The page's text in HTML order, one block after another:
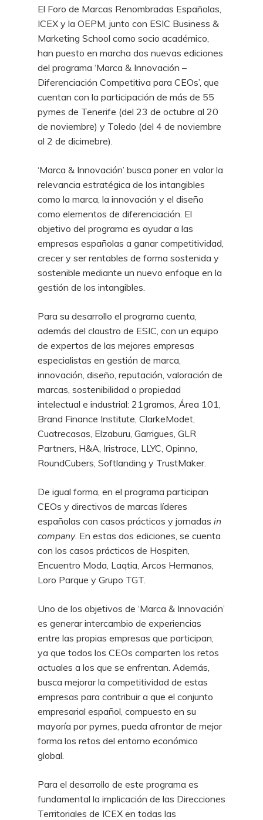
El Foro de Marcas Renombradas Españolas,
ICEX y la OEPM, junto con ESIC Business &
Marketing School como socio académico,
han puesto en marcha dos nuevas ediciones
del programa ‘Marca & Innovación –
Diferenciación Competitiva para CEOs’, que
cuentan con la participación de más de 55
pymes de Tenerife (del 23 de octubre al 20
de noviembre) y Toledo (del 4 de noviembre
al 2 de dicimebre).
‘Marca & Innovación’ busca poner en valor la
relevancia estratégica de los intangibles
como la marca, la innovación y el diseño
como elementos de diferenciación. El
objetivo del programa es ayudar a las
empresas españolas a ganar competitividad,
crecer y ser rentables de forma sostenida y
sostenible mediante un nuevo enfoque en la
gestión de los intangibles.
Para su desarrollo el programa cuenta,
además del claustro de ESIC, con un equipo
de expertos de las mejores empresas
especialistas en gestión de marca,
innovación, diseño, reputación, valoración de
marcas, sostenibilidad o propiedad
intelectual e industrial: 21gramos, Área 101,
Brand Finance Institute, ClarkeModet,
Cuatrecasas, Elzaburu, Garrigues, GLR
Partners, H&A, Iristrace, LLYC, Opinno,
RoundCubers, Softlanding y TrustMaker.
De igual forma, en el programa participan
CEOs y directivos de marcas líderes
españolas con casos prácticos y jornadas in
company. En estas dos ediciones, se cuenta
con los casos prácticos de Hospiten,
Encuentro Moda, Laqtia, Arcos Hermanos,
Loro Parque y Grupo TGT.
Uno de los objetivos de ‘Marca & Innovación’
es generar intercambio de experiencias
entre las propias empresas que participan,
ya que todos los CEOs comparten los retos
actuales a los que se enfrentan. Además,
busca mejorar la competitividad de estas
empresas para contribuir a que el conjunto
empresarial español, compuesto en su
mayoría por pymes, pueda afrontar de mejor
forma los retos del entorno económico
global.
Para el desarrollo de este programa es
fundamental la implicación de las Direcciones
Territoriales de ICEX en todas las